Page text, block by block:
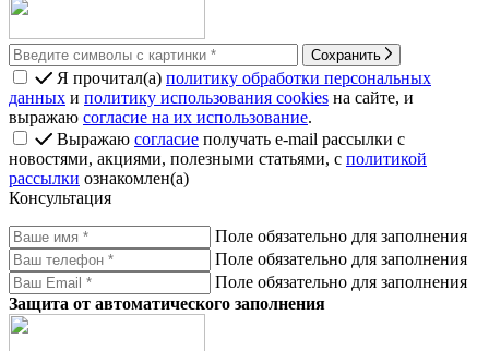
Сохранить
Я прочитал(а) политику обработки персональных
данных и политику использования cookies на сайте, и
выражаю согласие на их использование.
Выражаю согласие получать e-mail рассылки с
новостями, акциями, полезными статьями, с политикой
рассылки ознакомлен(а)
Консультация
Поле обязательно для заполнения
Поле обязательно для заполнения
Поле обязательно для заполнения
Защита от автоматического заполнения